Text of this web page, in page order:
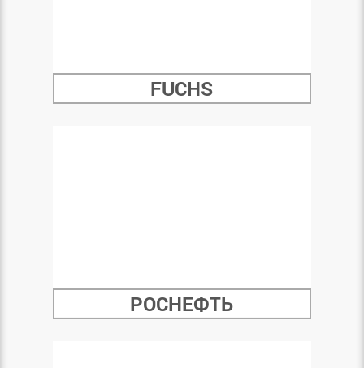
FUCHS
РОСНЕФТЬ